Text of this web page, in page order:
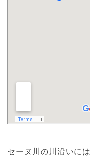
セーヌ川の川沿いには